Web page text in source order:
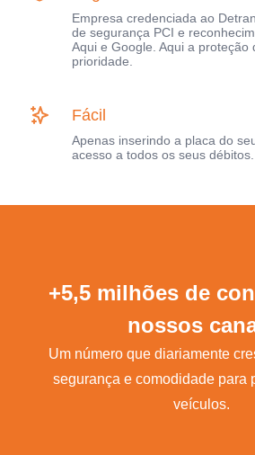
Empresa credenciada ao
de segurança PCI e
Aqui e Google. Aqui a proteção
prioridade.
Fácil
Apenas inserindo a placa do
acesso a todos os seus débitos.
+5,5 milhões de
nossos
Um número que diariamente
segurança e comodidade para
veículos.